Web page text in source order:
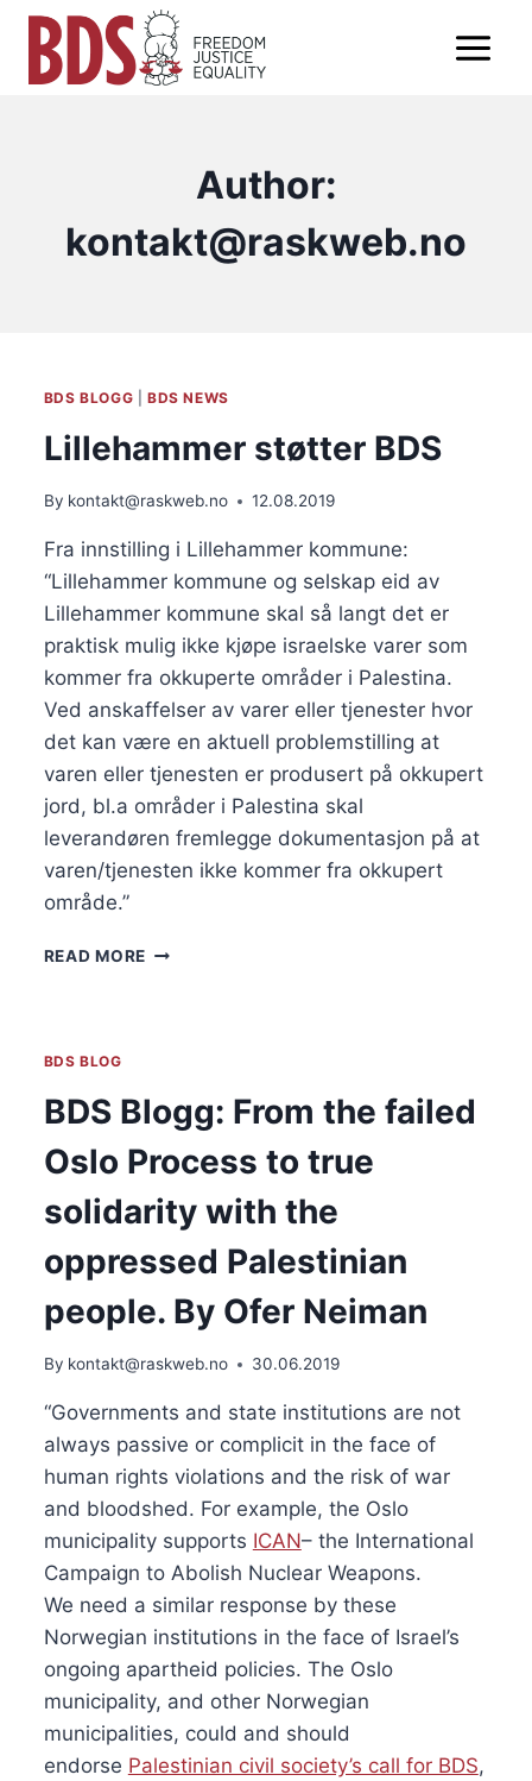
Skip
content
Author:
kontakt@raskweb.no
BDS BLOGG BDS NEWS
Lillehammer støtter BDS
By kontakt@raskweb.no 12.08.2019
Fra innstilling i Lillehammer kommune:
“Lillehammer kommune og selskap eid av
Lillehammer kommune skal så langt det er
praktisk mulig ikke kjøpe israelske varer som
kommer fra okkuperte områder i Palestina.
Ved anskaffelser av varer eller tjenester hvor
det kan være en aktuell problemstilling at
varen eller tjenesten er produsert på okkupert
jord, bl.a områder i Palestina skal
leverandøren fremlegge dokumentasjon på at
varen/tjenesten ikke kommer fra okkupert
område.”
READ MORELILLEHAMMER
BDS BLOG
BDS Blogg: From the failed
Oslo Process to true
solidarity with the
oppressed Palestinian
people. By Ofer Neiman
By kontakt@raskweb.no 30.06.2019
“Governments and state institutions are not
always passive or complicit in the face of
human rights violations and the risk of war
and bloodshed. For example, the Oslo
municipality supports ICAN– the International
Campaign to Abolish Nuclear Weapons.
We need a similar response by these
Norwegian institutions in the face of Israel’s
ongoing apartheid policies. The Oslo
municipality, and other Norwegian
municipalities, could and should
endorse Palestinian civil society’s call for BDS,